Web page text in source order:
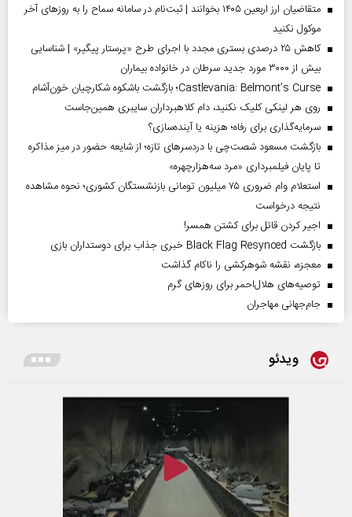
متقاضیان ارز اربعین ۱۴۰۵ بخوانند | ثبت‌نام در سامانه سماح را به روز‌های آخر
موکول نکنید
کاهش ۲۵ درصدی بستری مجدد با اجرای طرح «پرستار پیگیر» | شناسایی
بیش از ۳۰۰۰ مورد جدید سرطان در خانواده بیماران
Castlevania: Belmont’s Curse؛ بازگشت باشکوه شکارچیان خون‌آشام
روی هر لینکی کلیک نکنید، دام کلاهبرداران سایبری همین‌جاست
سرمایه‌گذاری برای رفاه؛ هزینه یا آینده‌سازی؟
بازگشت مسعود شصت‌چی با دردسر‌های تازه؛ از شایعه حضور در میز مذاکره
تا پایان فیلمبرداری «مرد سه‌هزارچهره»
استعلام وام ضروری ۷۵ میلیون تومانی بازنشستگان کشوری؛ نحوه مشاهده
نتیجه درخواست
اجیر کردن قاتل برای کشتن همسر!
بازگشت Black Flag Resynced خبری جذاب برای دوستداران بازی
معجزه، نقشه شوهرکشی را ناکام گذاشت
توصیه‌های هلال‌احمر برای روز‌های گرم
جام‌جهانی مهاجران
ویدئو